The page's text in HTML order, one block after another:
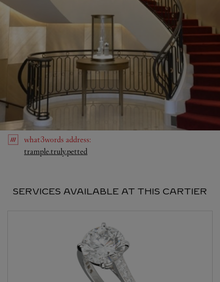
what3words address:
trample.truly.petted
SERVICES AVAILABLE AT THIS CARTIER